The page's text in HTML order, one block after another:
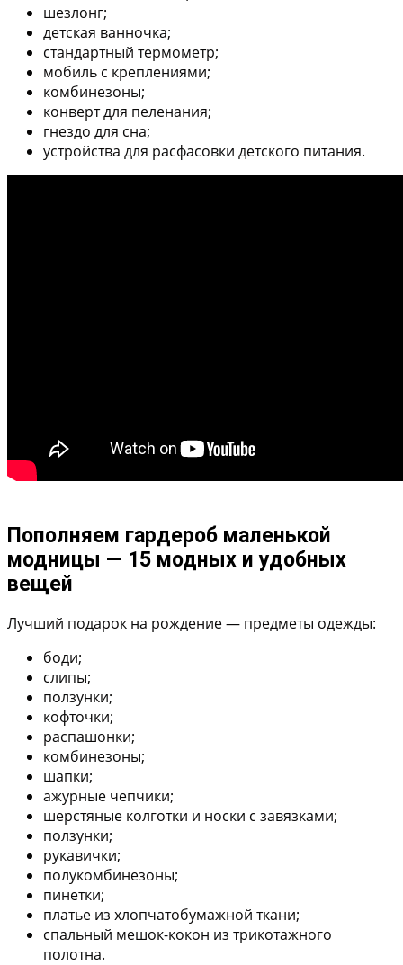
шезлонг;
детская ванночка;
стандартный термометр;
мобиль с креплениями;
комбинезоны;
конверт для пеленания;
гнездо для сна;
устройства для расфасовки детского питания.
Пополняем гардероб маленькой
модницы — 15 модных и удобных
вещей
Лучший подарок на рождение — предметы одежды:
боди;
слипы;
ползунки;
кофточки;
распашонки;
комбинезоны;
шапки;
ажурные чепчики;
шерстяные колготки и носки с завязками;
ползунки;
рукавички;
полукомбинезоны;
пинетки;
платье из хлопчатобумажной ткани;
спальный мешок-кокон из трикотажного
полотна.